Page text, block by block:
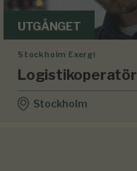
UTGÅNGET
Stockholm Exergi
Logistikoperatör
Stockholm